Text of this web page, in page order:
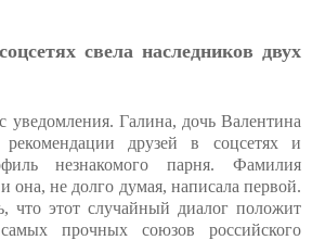
свела наследников двух
уведомления. Галина, дочь Валентина
друзей в соцсетях и
незнакомого парня. Фамилия
она, не долго думая, написала первой.
что этот случайный диалог положит
прочных союзов российского